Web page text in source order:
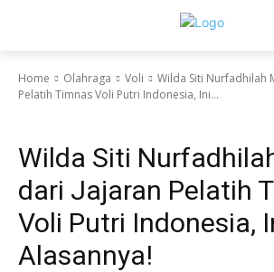
Home Olahraga Voli
Wilda Siti Nurfadhilah
Pelatih Timnas Voli Putri Indonesia, Ini...
Wilda Siti
dari Jajaran Pelatih
Voli Putri Indonesia,
Alasannya!